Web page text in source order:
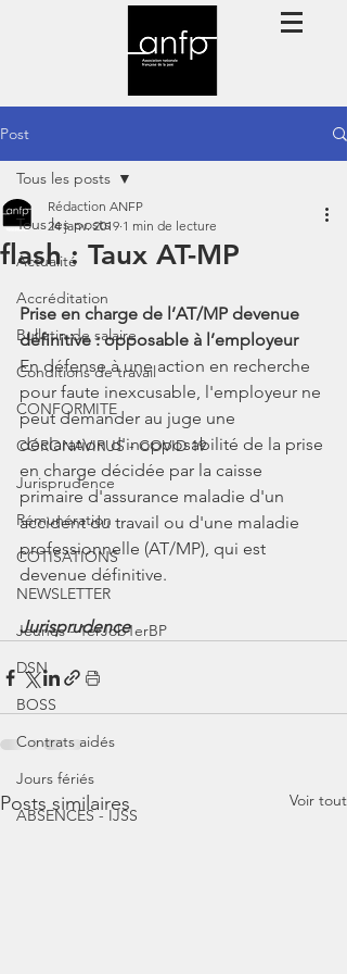
Post
Tous les posts
Actualité
Accréditation
Bulletin de salaire
Conditions de travail
CONFORMITE
CORONAVIRUS - COVID 19
Jurisprudence
Rémunération
COTISATIONS
NEWSLETTER
Jeunes - 1erJob1erBP
DSN
BOSS
Contrats aidés
Jours fériés
ABSENCES - IJSS
Tous les posts
flash : Taux AT-MP
Rédaction ANFP
24 janv. 2019 1 min de lecture
Prise en charge de l’AT/MP devenue
définitive : opposable à l’employeur
En défense à une action en recherche
pour faute inexcusable, l'employeur ne
peut demander au juge une
déclaration d'inopposabilité de la prise
en charge décidée par la caisse
primaire d'assurance maladie d'un
accident du travail ou d'une maladie
professionnelle (AT/MP), qui est
devenue définitive.
Jurisprudence
Posts similaires Voir tout